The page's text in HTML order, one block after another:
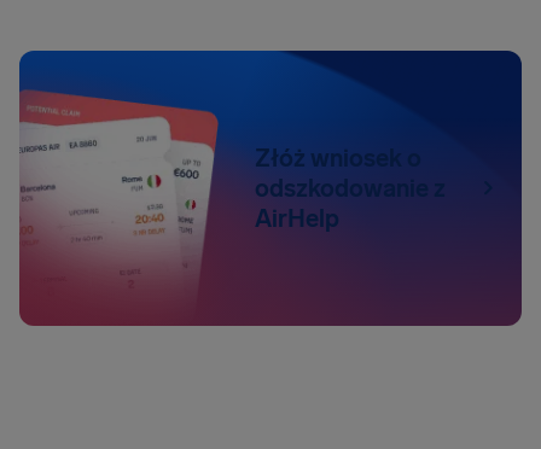
Złóż wniosek o
odszkodowanie z
AirHelp